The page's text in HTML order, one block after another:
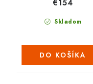
Skladom
€154
DO KOŠÍKA